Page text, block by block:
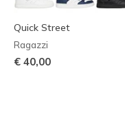
Quick Street
Ragazzi
€ 40,00